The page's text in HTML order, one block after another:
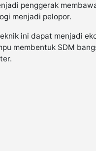
penggerak
menjadi pelopor.
ini dapat menjadi
membentuk SDM